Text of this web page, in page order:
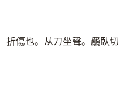
折傷也。从刀坐聲。麤臥切